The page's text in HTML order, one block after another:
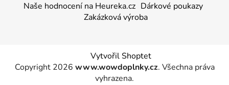
Naše hodnocení na Heureka.cz Dárkové poukazy
Zakázková výroba
Vytvořil Shoptet
Copyright 2026 www.wowdoplnky.cz. Všechna práva
vyhrazena.